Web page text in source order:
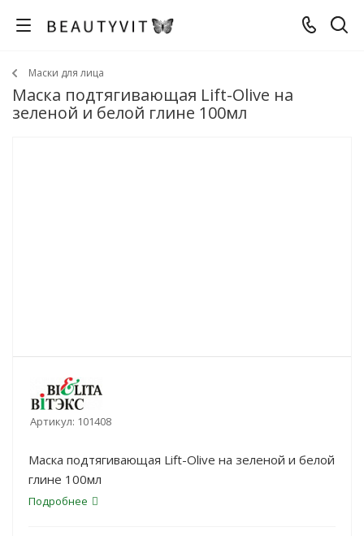
Маски для лица
Маска подтягивающая Lift-Olive на
зеленой и белой глине 100мл
Артикул: 101408
Маска подтягивающая Lift-Olive на зеленой и белой
глине 100мл
Подробнее